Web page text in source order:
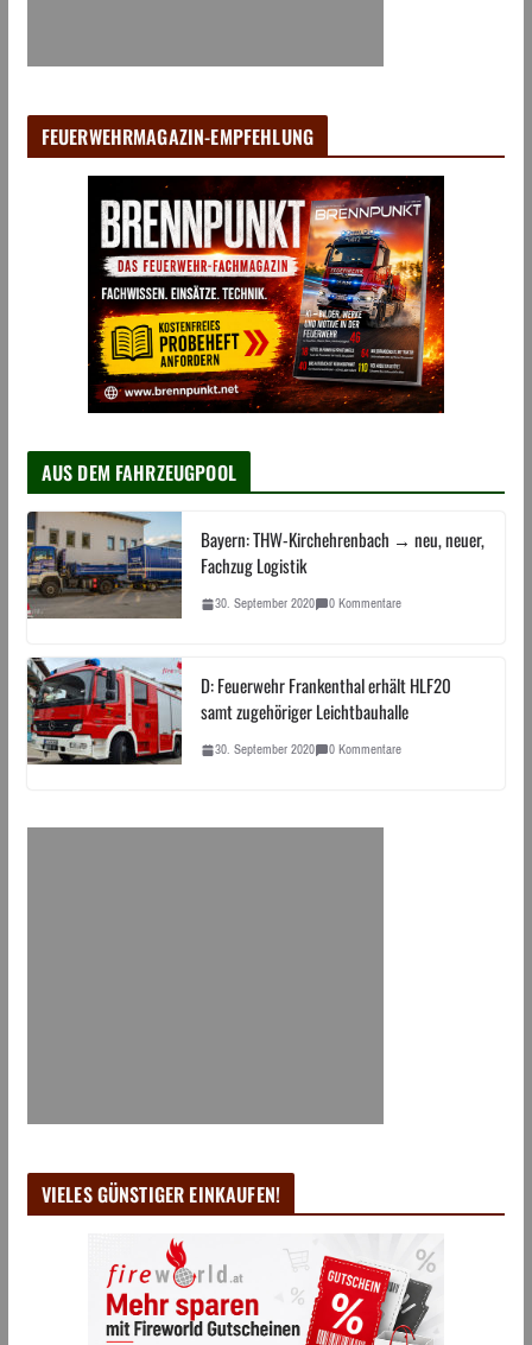
FEUERWEHRMAGAZIN-EMPFEHLUNG
AUS DEM FAHRZEUGPOOL
Bayern: THW-Kirchehrenbach → neu, neuer,
Fachzug Logistik
30. September 2020 0 Kommentare
D: Feuerwehr Frankenthal erhält HLF20
samt zugehöriger Leichtbauhalle
30. September 2020 0 Kommentare
VIELES GÜNSTIGER EINKAUFEN!